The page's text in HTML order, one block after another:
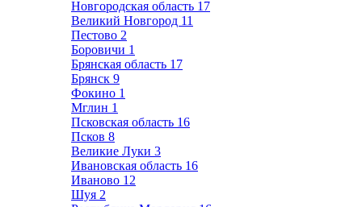
Новгородская область 17
Великий Новгород 11
Пестово 2
Боровичи 1
Брянская область 17
Брянск 9
Фокино 1
Мглин 1
Псковская область 16
Псков 8
Великие Луки 3
Ивановская область 16
Иваново 12
Шуя 2